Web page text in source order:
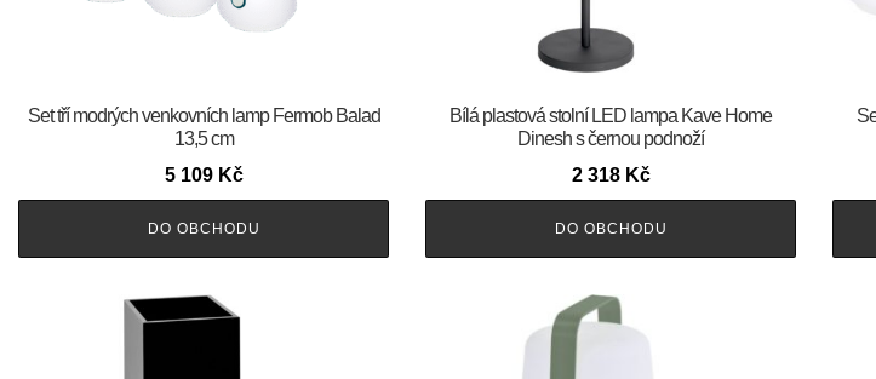
Set tří modrých venkovních lamp Fermob Balad
13,5 cm
5 109 Kč
DO OBCHODU
Bílá plastová stolní LED lampa Kave Home
Dinesh s černou podnoží
2 318 Kč
DO OBCHODU